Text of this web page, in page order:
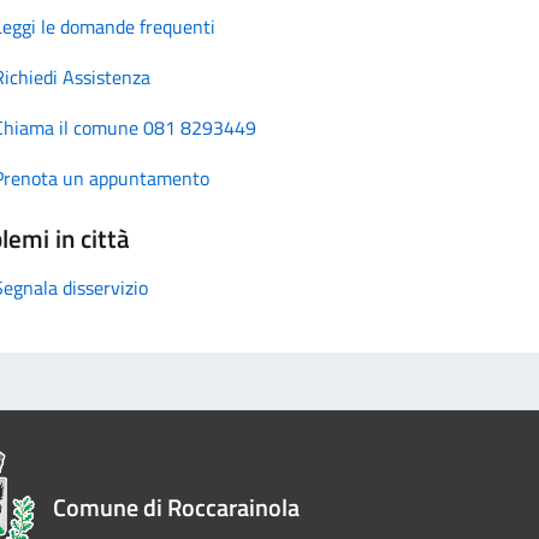
le domande frequenti
Assistenza
il comune 081 8293449
un appuntamento
in città
disservizio
Comune di Roccarainola